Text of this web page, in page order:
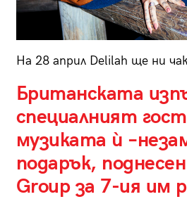
На 28 април Delilah ще ни
Британската
специалният
музиката ѝ
подарък,
Group за 7-ия им